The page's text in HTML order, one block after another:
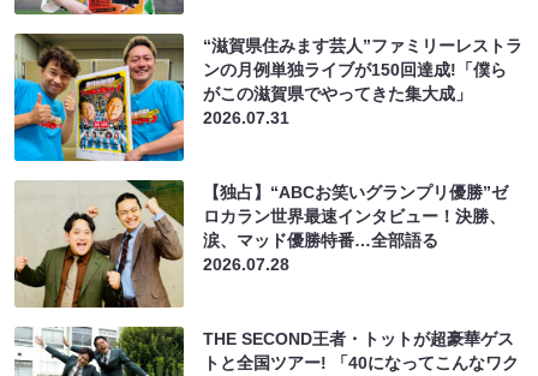
“滋賀県住みます芸人”ファミリーレストラ
ンの月例単独ライブが150回達成!「僕ら
がこの滋賀県でやってきた集大成」
2026.07.31
【独占】“ABCお笑いグランプリ優勝”ゼ
ロカラン世界最速インタビュー！決勝、
涙、マッド優勝特番…全部語る
2026.07.28
THE SECOND王者・トットが超豪華ゲス
トと全国ツアー! 「40になってこんなワク